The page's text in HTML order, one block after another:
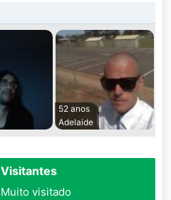
52 anos
Adelaide
Visitantes
Muito visitado